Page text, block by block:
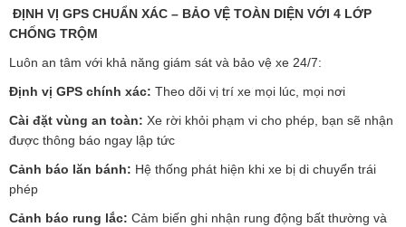
ĐỊNH VỊ GPS CHUẨN XÁC – BẢO VỆ TOÀN DIỆN VỚI 4 LỚP
CHỐNG TRỘM
Luôn an tâm với khả năng giám sát và bảo vệ xe 24/7:
Định vị GPS chính xác: Theo dõi vị trí xe mọi lúc, mọi nơi
Cài đặt vùng an toàn: Xe rời khỏi phạm vi cho phép, bạn sẽ nhận
được thông báo ngay lập tức
Cảnh báo lăn bánh: Hệ thống phát hiện khi xe bị di chuyển trái
phép
Cảnh báo rung lắc: Cảm biến ghi nhận rung động bất thường và